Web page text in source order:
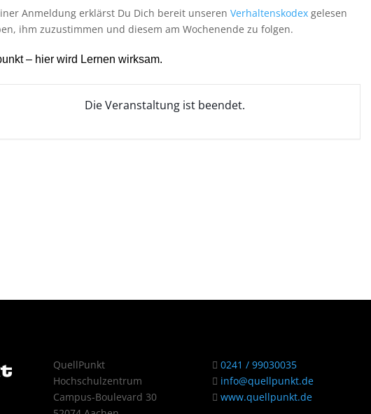
Anmeldung erklärst Du Dich bereit unseren Verhaltenskodexgelesen
ihm zuzustimmen und diesem am Wochenende zu folgen.
– hier wird Lernen wirksam.
Die Veranstaltung ist beendet.
QuellPunkt
Hochschulzentrum
Campus-Boulevard 30
0241 / 99030035
info@quellpunkt.de
www.quellpunkt.de